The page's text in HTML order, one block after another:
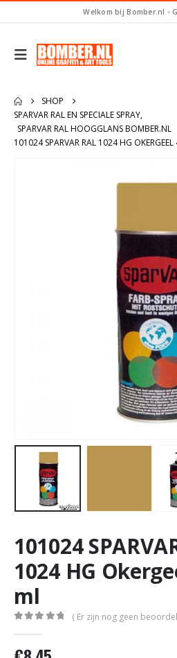
Welkom bij Bomber.nl -
SHOP
SPARVAR RAL EN SPECIALE SPRAY,
SPARVAR RAL HOOGGLANS BOMBER.NL
101024 SPARVAR RAL 1024 HG
101024
1024 HG
ml
( Er zijn nog geen